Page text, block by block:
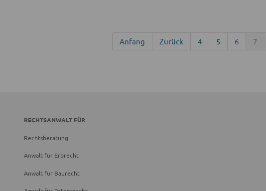
Anfang Zurück 4 5 6 7
RECHTSANWALT FÜR
Rechtsberatung
Anwalt für Erbrecht
Anwalt für Baurecht